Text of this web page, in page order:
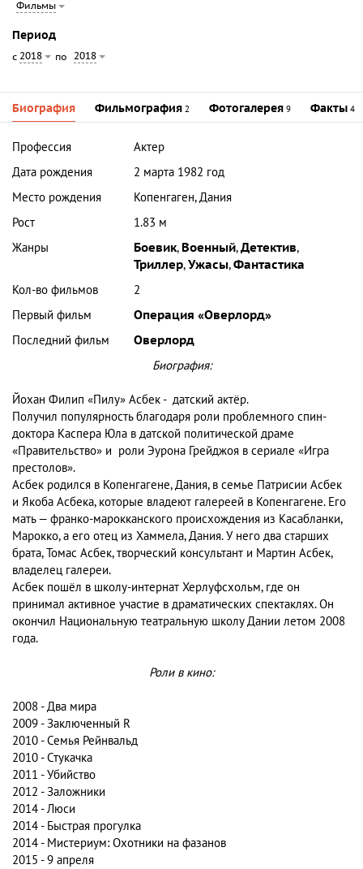
Фильмы
Период
с 2018 по 2018
Биография Фильмография 2 Фотогалерея 9 Факты 4
Профессия
Актер
Дата рождения
2 марта 1982 год
Место рождения
Копенгаген, Дания
Рост
1.83 м
Жанры
Боевик, Военный,Детектив,
Триллер,Ужасы,Фантастика
Кол-во фильмов
2
Первый фильм
Операция «Оверлорд»
Последний фильм
Оверлорд
Биография:
Йохан Филип «Пилу» Асбек - датский актёр.
Получил популярность благодаря роли проблемного спин-
доктора Каспера Юла в датской политической драме
«Правительство» и роли Эурона Грейджоя в сериале «Игра
престолов».
Асбек родился в Копенгагене, Дания, в семье Патрисии Асбек
и Якоба Асбека, которые владеют галереей в Копенгагене. Его
мать — франко-марокканского происхождения из Касабланки,
Марокко, а его отец из Хаммела, Дания. У него два старших
брата, Томас Асбек, творческий консультант и Мартин Асбек,
владелец галереи.
Асбек пошёл в школу-интернат Херлуфсхольм, где он
принимал активное участие в драматических спектаклях. Он
окончил Национальную театральную школу Дании летом 2008
года.
Роли в кино:
2008 - Два мира
2009 - Заключенный R
2010 - Семья Рейнвальд
2010 - Стукачка
2011 - Убийство
2012 - Заложники
2014 - Люси
2014 - Быстрая прогулка
2014 - Мистериум: Охотники на фазанов
2015 - 9 апреля